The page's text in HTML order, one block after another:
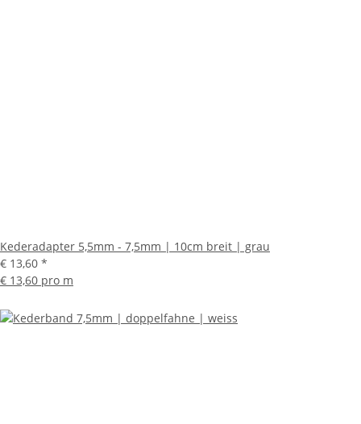
Kederadapter 5,5mm - 7,5mm | 10cm breit | grau
€ 13,60 *
€ 13,60 pro m